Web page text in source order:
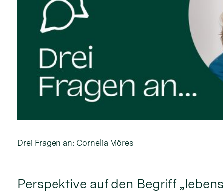
Drei Fragen an: Cornelia Möres
Perspektive auf den Begriff